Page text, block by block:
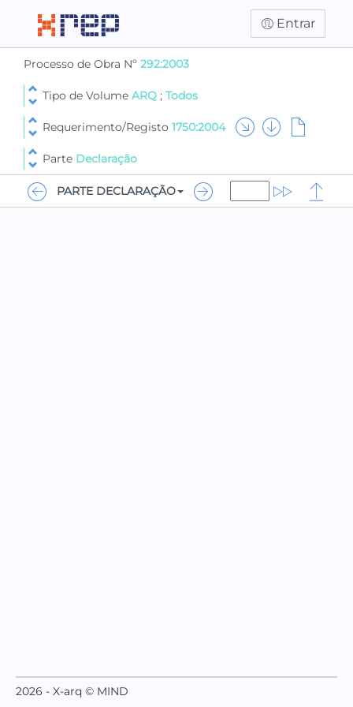
Entrar
Processo de Obra Nº 292:2003
Tipo de Volume ARQ ; Todos
Requerimento/Registo 1750:2004
Parte Declaração
PARTE DECLARAÇÃO
2026 - X-arq © MIND